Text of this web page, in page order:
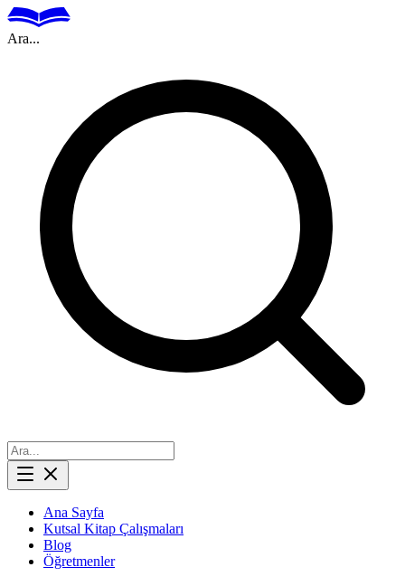
Ara...
Ana Sayfa
Kutsal Kitap Çalışmaları
Blog
Öğretmenler